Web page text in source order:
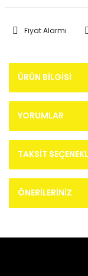
Fiyat Alarmı
ÜRÜN BILGISI
YORUMLAR
TAKSIT
ÖNERILERINIZ